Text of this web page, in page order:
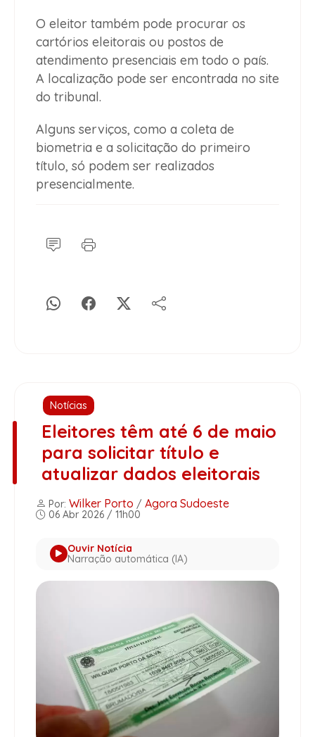
O eleitor também pode procurar os
cartórios eleitorais ou postos de
atendimento presenciais em todo o país.
A localização pode ser encontrada no site
do tribunal.
Alguns serviços, como a coleta de
biometria e a solicitação do primeiro
título, só podem ser realizados
presencialmente.
Notícias
Eleitores têm até 6 de maio
para solicitar título e
atualizar dados eleitorais
Por: Wilker Porto / Agora Sudoeste
06 Abr 2026 / 11h00
Ouvir Notícia
Narração automática (IA)